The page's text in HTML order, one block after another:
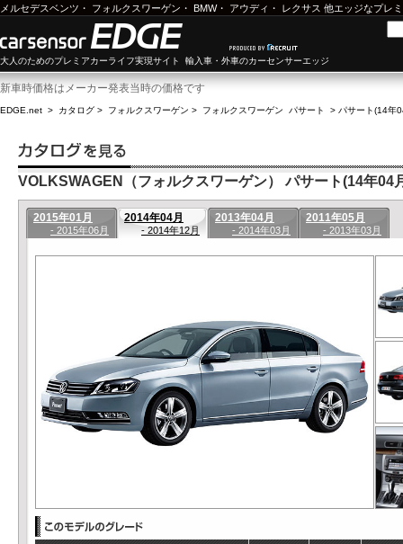
メルセデスベンツ ・ フォルクスワーゲン ・ BMW・ アウディ ・ レクサス 他エッジなプレ
大人のためのプレミアカーライフ実現サイト 輸入車・外車のカーセンサーエッジ
新車時価格はメーカー発表当時の価格です
EDGE.net > カタログ > フォルクスワーゲン > フォルクスワーゲン パサート > パサート(14年
VOLKSWAGEN（フォルクスワーゲン） パサート(14年04
2015年01月
- 2015年06月
2014年04月
- 2014年12月
2013年04月
- 2014年03月
2011年05月
- 2013年03月